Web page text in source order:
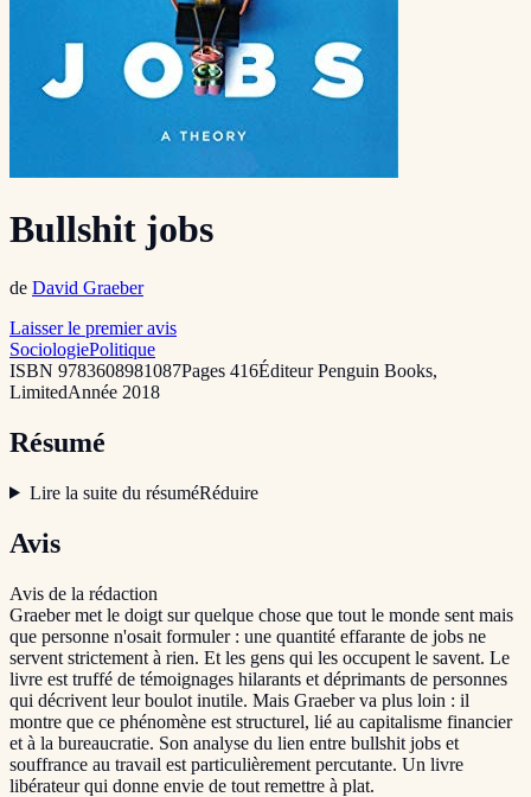
Bullshit jobs
de David Graeber
Laisser le premier avis
SociologiePolitique
ISBN 9783608981087Pages 416ÉditeurPenguin Books,
LimitedAnnée 2018
Résumé
Lire la suite du résuméRéduire
Avis
Avis de la rédaction
Graeber met le doigt sur quelque chose que tout le monde sent mais
que personne n'osait formuler : une quantité effarante de jobs ne
servent strictement à rien. Et les gens qui les occupent le savent. Le
livre est truffé de témoignages hilarants et déprimants de personnes
qui décrivent leur boulot inutile. Mais Graeber va plus loin : il
montre que ce phénomène est structurel, lié au capitalisme financier
et à la bureaucratie. Son analyse du lien entre bullshit jobs et
souffrance au travail est particulièrement percutante. Un livre
libérateur qui donne envie de tout remettre à plat.